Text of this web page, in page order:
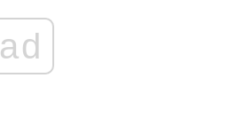
ad